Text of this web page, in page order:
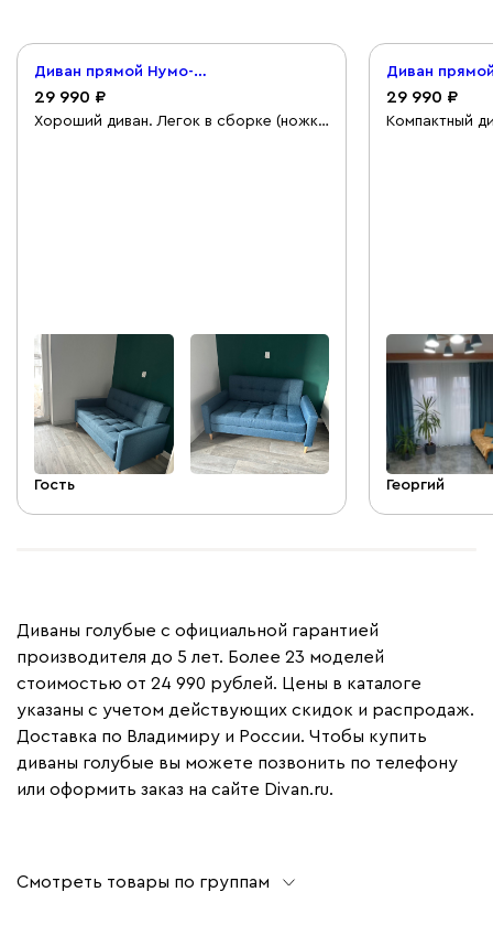
Диван прямой Нумо-Мини 120 Рогожка Голубой
29 990
Хороший диван. Легок в сборке (ножки
Гость
29 990
Компактный
Георгий
Диваны голубые с официальной гарантией
производителя до 5 лет. Более 23 моделей
стоимостью от 24 990 рублей. Цены в каталоге
указаны с учетом действующих скидок и распродаж.
Доставка по Владимиру и России. Чтобы купить
диваны голубые вы можете позвонить по телефону
или оформить заказ на сайте Divan.ru.
Смотреть товары по группам